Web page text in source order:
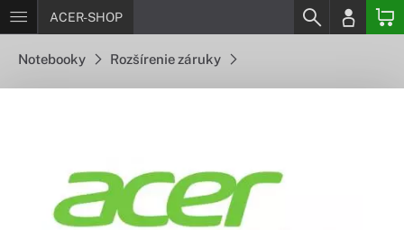
ACER-SHOP
Notebooky Rozšírenie záruky